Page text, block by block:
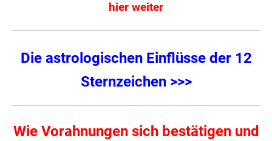
hier weiter
Die astrologischen Einflüsse der 12
Sternzeichen >>>
Wie Vorahnungen sich bestätigen und